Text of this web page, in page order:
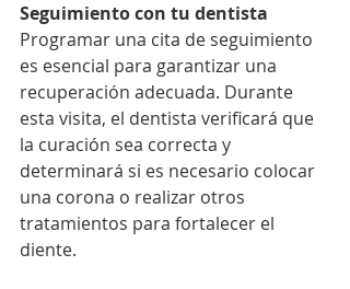
Seguimiento con tu dentista
Programar una cita de seguimiento
es esencial para garantizar una
recuperación adecuada. Durante
esta visita, el dentista verificará que
la curación sea correcta y
determinará si es necesario colocar
una corona o realizar otros
tratamientos para fortalecer el
diente.